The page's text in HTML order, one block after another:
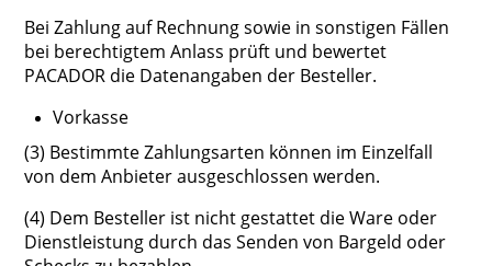
Bei Zahlung auf Rechnung sowie in sonstigen Fällen
bei berechtigtem Anlass prüft und bewertet
PACADOR die Datenangaben der Besteller.
Vorkasse
(3) Bestimmte Zahlungsarten können im Einzelfall
von dem Anbieter ausgeschlossen werden.
(4) Dem Besteller ist nicht gestattet die Ware oder
Dienstleistung durch das Senden von Bargeld oder